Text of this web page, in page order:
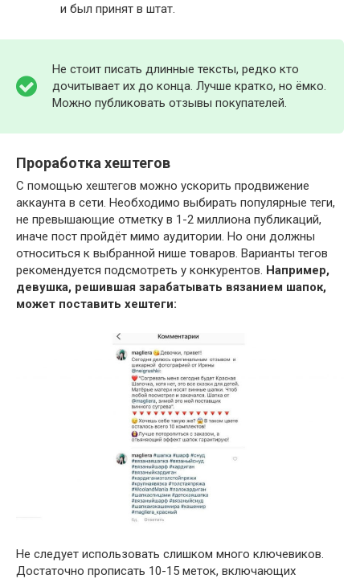
и был принят в штат.
Не стоит писать длинные тексты, редко кто
дочитывает их до конца. Лучше кратко, но ёмко.
Можно публиковать отзывы покупателей.
Проработка хештегов
С помощью хештегов можно ускорить продвижение
аккаунта в сети. Необходимо выбирать популярные теги,
не превышающие отметку в 1-2 миллиона публикаций,
иначе пост пройдёт мимо аудитории. Но они должны
относиться к выбранной нише товаров. Варианты тегов
рекомендуется подсмотреть у конкурентов. Например,
девушка, решившая зарабатывать вязанием шапок,
может поставить хештеги:
Не следует использовать слишком много ключевиков.
Достаточно прописать 10-15 меток, включающих